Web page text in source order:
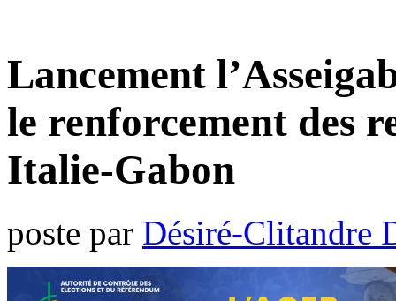
Lancement
le renforcement des
Italie-Gabon
poste par Désiré-Clitandre